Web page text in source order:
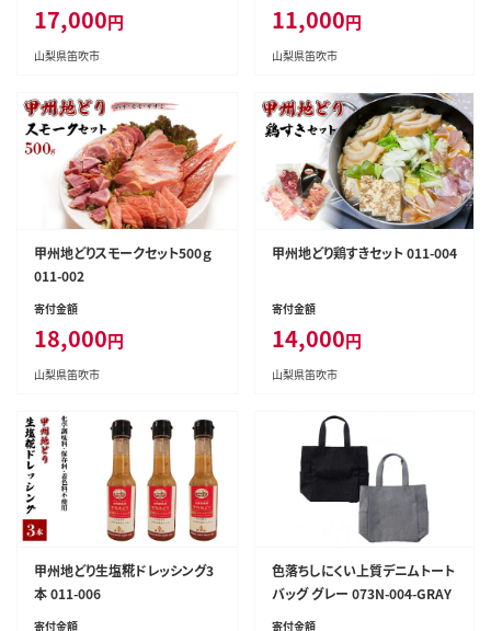
17,000円
山梨県笛吹市
11,000円
山梨県笛吹市
甲州地どりスモークセット500ｇ
011-002
寄付金額
18,000円
山梨県笛吹市
甲州地どり鶏すきセット 011-004
寄付金額
14,000円
山梨県笛吹市
甲州地どり生塩糀ドレッシング3
本 011-006
寄付金額
色落ちしにくい上質デニムトート
バッグ グレー 073N-004-GRAY
寄付金額